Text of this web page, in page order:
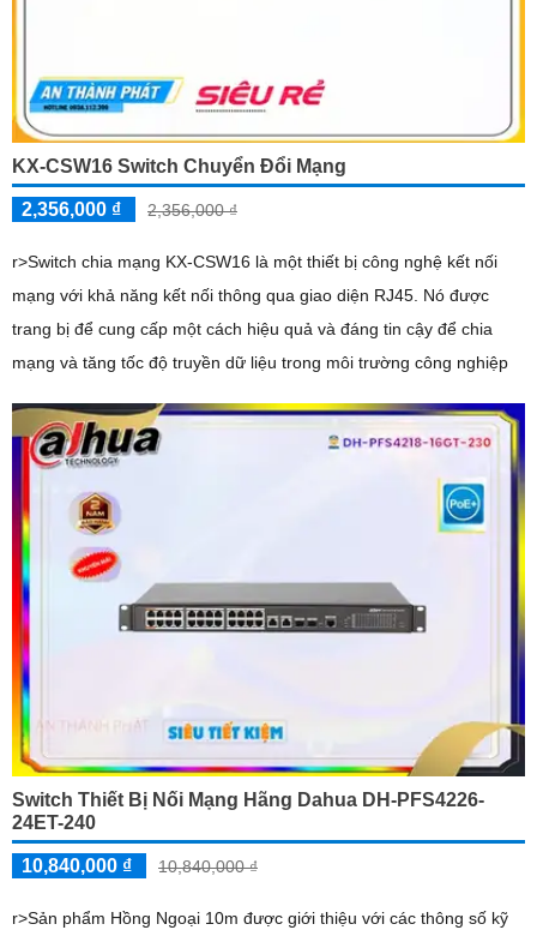
KX-CSW16 Switch Chuyển Đổi Mạng
2,356,000 ₫ 2,356,000 ₫
r>Switch chia mạng KX-CSW16 là một thiết bị công nghệ kết nối
mạng với khả năng kết nối thông qua giao diện RJ45. Nó được
trang bị để cung cấp một cách hiệu quả và đáng tin cậy để chia
mạng và tăng tốc độ truyền dữ liệu trong môi trường công nghiệp
Switch Thiết Bị Nối Mạng Hãng Dahua DH-PFS4226-
24ET-240
10,840,000 ₫ 10,840,000 ₫
r>Sản phẩm Hồng Ngoại 10m được giới thiệu với các thông số kỹ